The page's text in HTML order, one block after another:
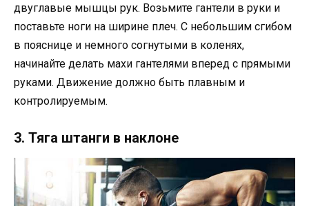
двуглавые мышцы рук. Возьмите гантели в руки и
поставьте ноги на ширине плеч. С небольшим сгибом
в пояснице и немного согнутыми в коленях,
начинайте делать махи гантелями вперед с прямыми
руками. Движение должно быть плавным и
контролируемым.
3. Тяга штанги в наклоне